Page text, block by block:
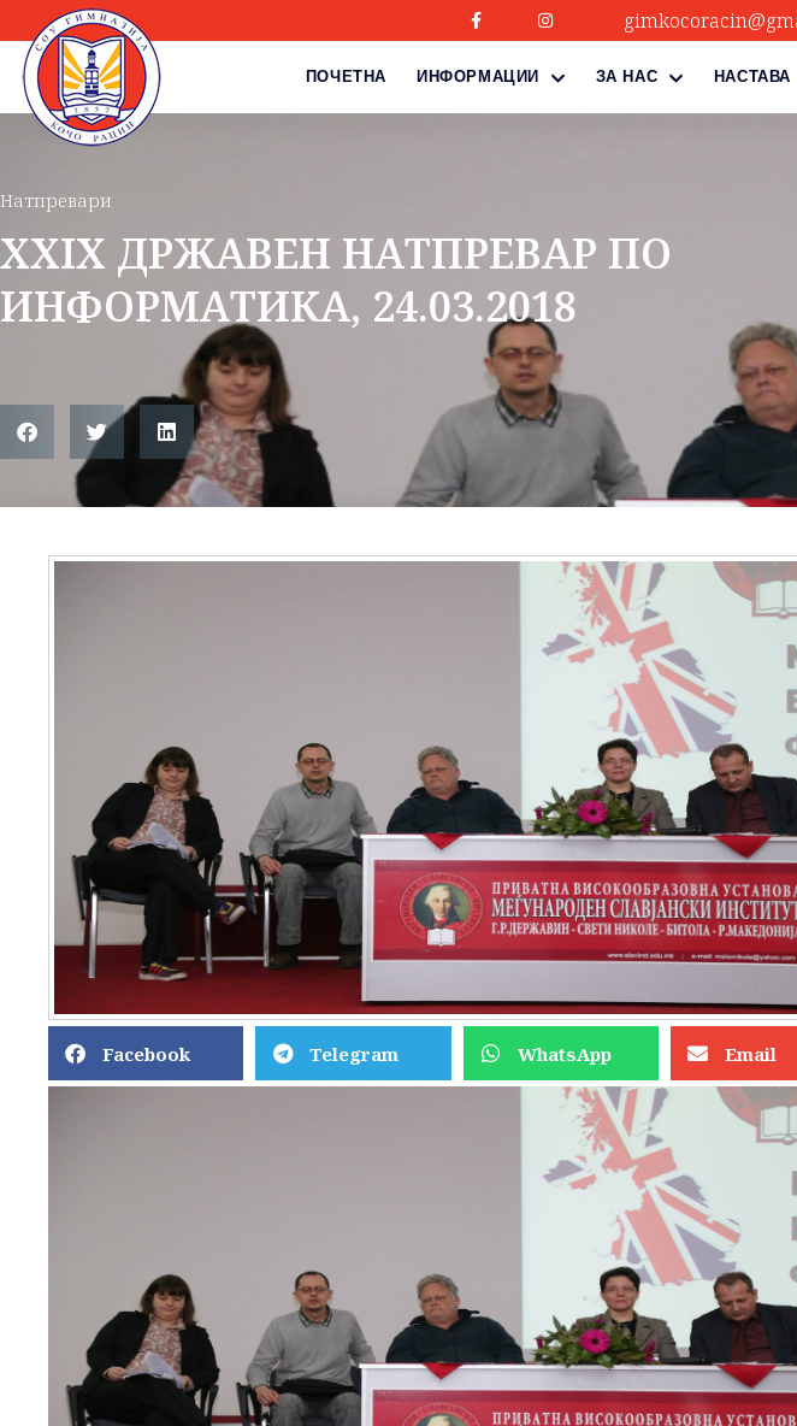
ПОЧЕТНА ИНФОРМАЦИИ ЗА НАС НАСТАВА
Натпревари
XXIX ДРЖАВЕН НАТПРЕВАР ПО
ИНФОРМАТИКА, 24.03.2018
Facebook Telegram WhatsApp Email